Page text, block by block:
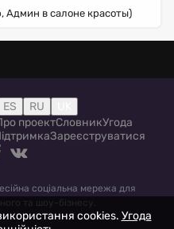
Админ в салоне красоты)
ES RU
проектСловникУгода
Зареєструватися
соціальна мережа для
та шоу-бізнесу.
cookies. Угода